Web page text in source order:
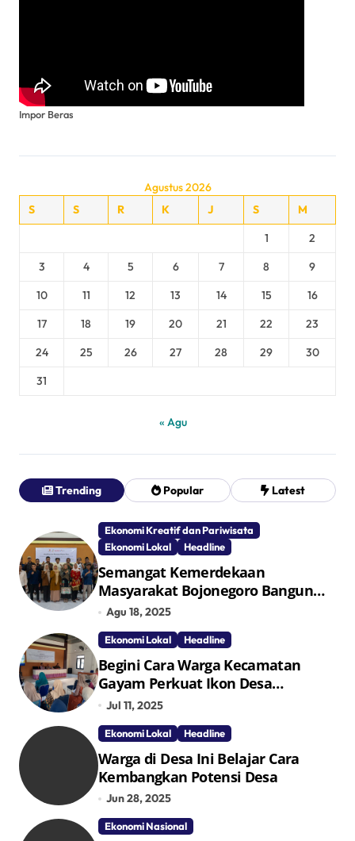
Impor Beras
Agustus 2026
S
S R K J S
M
1
2
3
4 5 6 7 8
9
10
11 12 13 14 15
16
17
18 19 20 21 22
23
24
25 26 27 28 29
30
31
« Agu
Trending Popular Latest
Ekonomi Kreatif dan Pariwisata
Ekonomi Lokal
Headline
Semangat Kemerdekaan
Masyarakat Bojonegoro Bangun
Desa Mandiri Ekonomi
Agu 18, 2025
Ekonomi Lokal Headline
Begini Cara Warga Kecamatan
Gayam Perkuat Ikon Desa
Penggerak Ekonomi Lokal Melalui
Jul 11, 2025
Ekonomi Lokal Headline
Warga di Desa Ini Belajar Cara
Kembangkan Potensi Desa
Jun 28, 2025
Ekonomi Nasional